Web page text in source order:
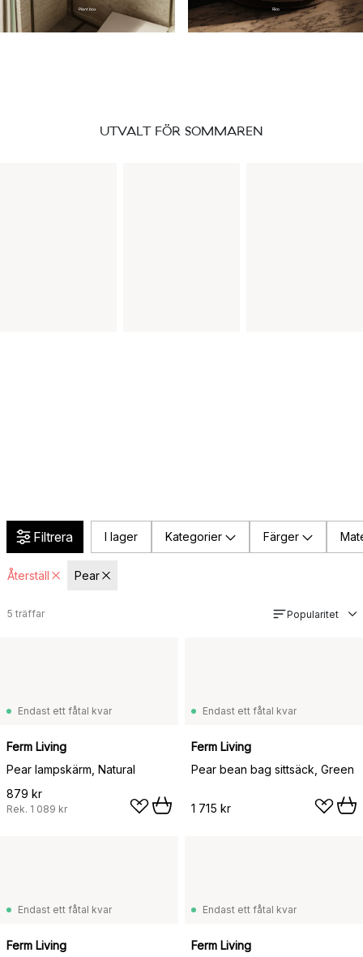
Plant box Rico
UTVALT FÖR SOMMAREN
Filtrera I lager Kategorier Färger
Återställ Pear
5 träffar Popularitet
Endast ett fåtal kvar
Ferm Living
Pear lampskärm, Natural
879 kr
Rek. 1 089 kr
Endast ett fåtal kvar
Ferm Living
Pear bean bag sittsäck, Green
1 715 kr
Endast ett fåtal kvar
Ferm Living
Endast ett fåtal kvar
Ferm Living